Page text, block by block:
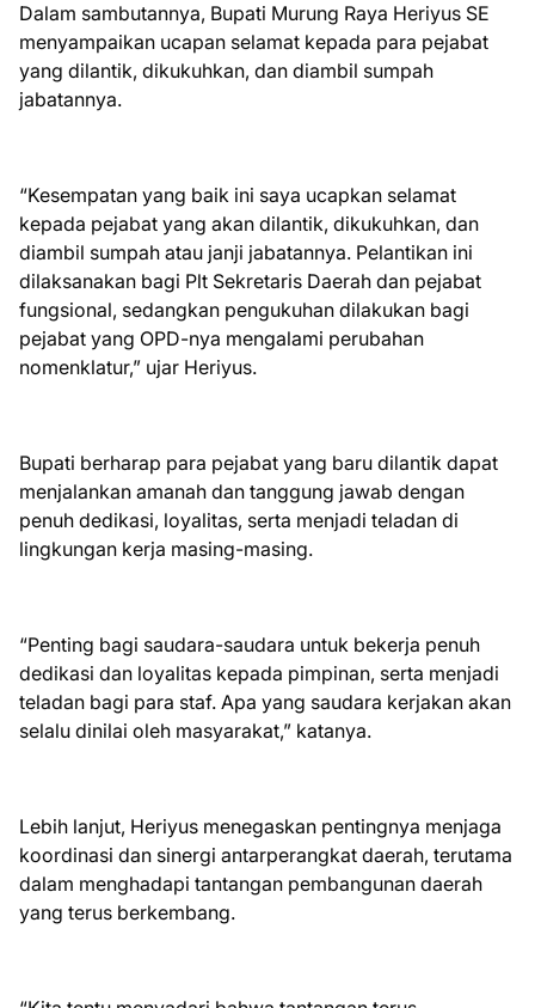
Dalam sambutannya, Bupati Murung Raya Heriyus SE
menyampaikan ucapan selamat kepada para pejabat
yang dilantik, dikukuhkan, dan diambil sumpah
jabatannya.
“Kesempatan yang baik ini saya ucapkan selamat
kepada pejabat yang akan dilantik, dikukuhkan, dan
diambil sumpah atau janji jabatannya. Pelantikan ini
dilaksanakan bagi Plt Sekretaris Daerah dan pejabat
fungsional, sedangkan pengukuhan dilakukan bagi
pejabat yang OPD-nya mengalami perubahan
nomenklatur,” ujar Heriyus.
Bupati berharap para pejabat yang baru dilantik dapat
menjalankan amanah dan tanggung jawab dengan
penuh dedikasi, loyalitas, serta menjadi teladan di
lingkungan kerja masing-masing.
“Penting bagi saudara-saudara untuk bekerja penuh
dedikasi dan loyalitas kepada pimpinan, serta menjadi
teladan bagi para staf. Apa yang saudara kerjakan akan
selalu dinilai oleh masyarakat,” katanya.
Lebih lanjut, Heriyus menegaskan pentingnya menjaga
koordinasi dan sinergi antarperangkat daerah, terutama
dalam menghadapi tantangan pembangunan daerah
yang terus berkembang.